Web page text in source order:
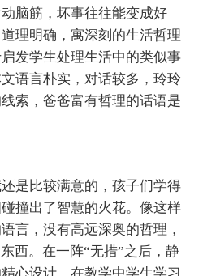
脑筋，坏事往往能变成好
理明确，寓深刻的生活哲理
发学生处理生活中的类似事
语言朴实，对话较多，玲玲
索，爸爸富有哲理的话语是
是比较满意的，孩子们学得
撞出了智慧的火花。像这样
言，没有高远深奥的哲理，
西。在一阵“无措”之后，静
心设计，在教学中学生学习